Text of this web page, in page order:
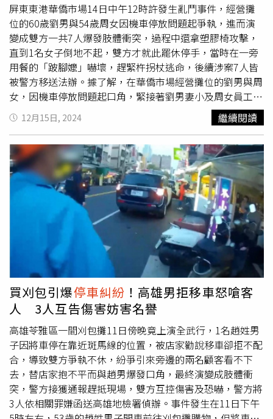
屏東東港華僑市場14日中午12時許發生亂鬥事件，經營攤
位的60歲劉男與54歲周女因機車停放問題起爭執，進而演
變成雙方一共7人爆發肢體衝突，過程中還拿塑膠椅攻擊，
直到1名女子倒地不起，雙方才就此罷休停手，當時在一旁
用餐的「跛腳嬤」嚇壞，趕緊杵拐杖逃命，後續涉案7人皆
被警方移送法辦。據了解，在華僑市場經營攤位的劉男與周
女，因機車停放問題起口角，緊接著劉男妻小及周女員工也
加入戰局，一共7人陷入混戰，未料進而演變成「3打4」等
局面，雙方在用餐區前大打出手，甚至還持塑膠椅攻擊，一
路從左邊打到右邊，還不斷飆罵不雅字眼。火爆場景令用餐
中行動不便的阿嬤嚇壞，因而趕緊起身在親友攙扶下杵拐杖
逃離，此次亂鬥直到1名身穿粉衣的女子因挨打痛倒在地，
無法起身後才終止，也造成雙方人馬共7人皆輕傷。警方表
示，東港分局14日中午12時許獲報，有民眾指稱屏東東港
華僑市場發生群鬥，警方迅速派遣警力趕抵現場，但到場後
已無打架情事，後續全案訊後7人依涉犯《妨害秩序罪》及
《傷害罪》被警方移送地檢署偵辦。
12月15日, 2024 繼續閱讀
買刈包引爆停車糾紛 ！高雄男拒移車怒嗆客
人 3人互告傷害妨害名譽
高雄苓雅區一間刈包攤11日傍晚竟上演全武行，1名趙姓男
子因將車停在靠近斑馬線的位置，被店家勸說移車卻拒不配
合，導致雙方爭執不休，紛爭引來旁邊的兩名顧客看不下
去，替店家抱不平而與趙男爆發口角，最終演變成肢體衝
突，警方接獲通報趕抵現場，雙方互控傷害及恐嚇，警方將
3人依相關罪嫌函送高雄地檢署偵辦。事件發生在11日下午